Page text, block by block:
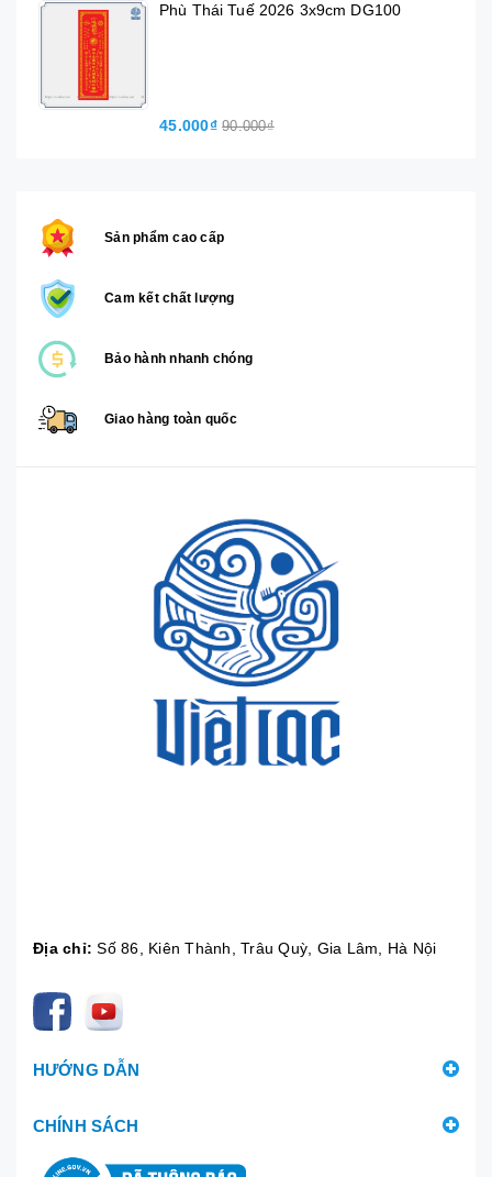
Phù Thái Tuế 2026 3x9cm DG100
45.000₫ 90.000₫
Sản phẩm cao cấp
Cam kết chất lượng
Bảo hành nhanh chóng
Giao hàng toàn quốc
Địa chỉ: Số 86, Kiên Thành, Trâu Quỳ, Gia Lâm, Hà Nội
HƯỚNG DẪN
CHÍNH SÁCH